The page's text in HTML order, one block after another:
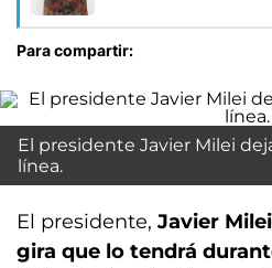
Para compartir:
El presidente Javier Milei
línea.
El presidente, Javier
gira que lo tendrá